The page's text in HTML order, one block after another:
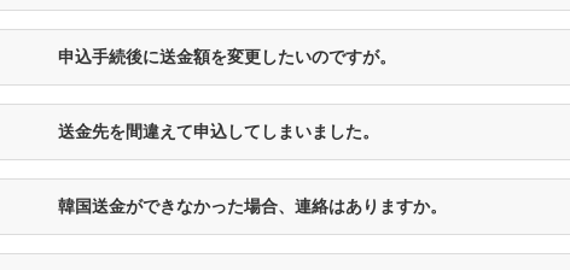
申込手続後に送金額を変更したいのですが。
送金先を間違えて申込してしまいました。
韓国送金ができなかった場合、連絡はありますか。